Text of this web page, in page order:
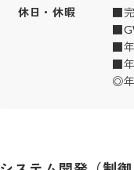
休日・休暇
■完
■
■年
◎年